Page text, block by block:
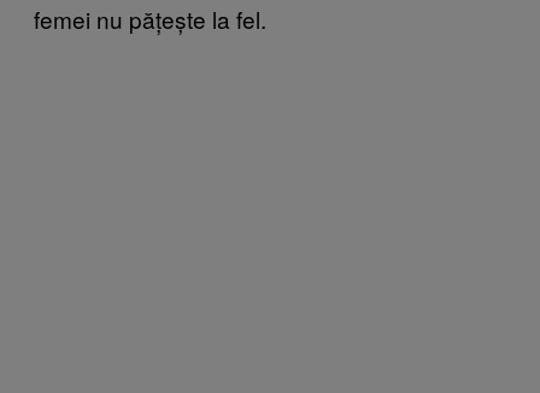
femei nu pățește la fel.